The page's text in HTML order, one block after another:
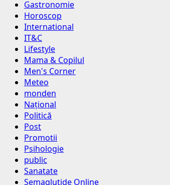
Gastronomie
Horoscop
International
IT&C
Lifestyle
Mama & Copilul
Men's Corner
Meteo
monden
Național
Politică
Post
Promotii
Psihologie
public
Sanatate
Semaglutide Online